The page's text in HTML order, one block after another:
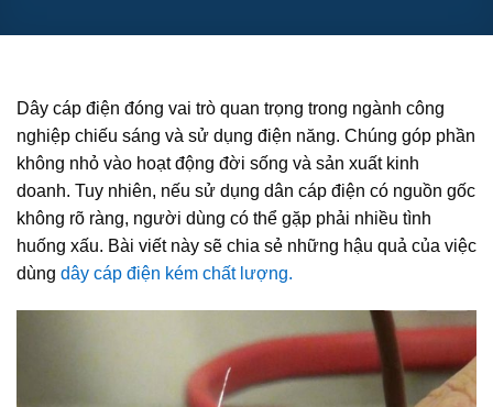
Dây cáp điện đóng vai trò quan trọng trong ngành công
nghiệp chiếu sáng và sử dụng điện năng. Chúng góp phần
không nhỏ vào hoạt động đời sống và sản xuất kinh
doanh. Tuy nhiên, nếu sử dụng dân cáp điện có nguồn gốc
không rõ ràng, người dùng có thể gặp phải nhiều tình
huống xấu. Bài viết này sẽ chia sẻ những hậu quả của việc
dùng dây cáp điện kém chất lượng.